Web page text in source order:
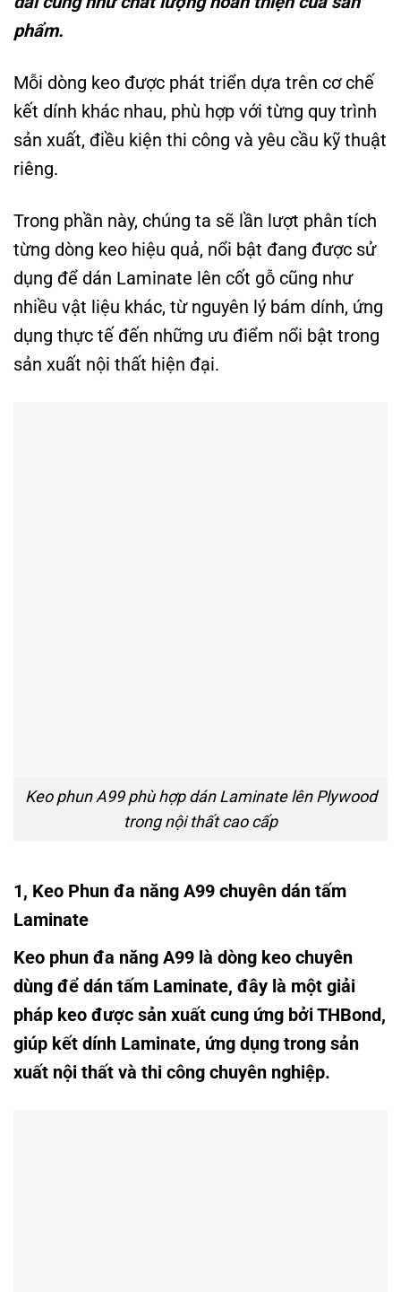
phẩm.
Mỗi dòng keo được phát triển dựa trên cơ chế
kết dính khác nhau, phù hợp với từng quy trình
sản xuất, điều kiện thi công và yêu cầu kỹ thuật
riêng.
Trong phần này, chúng ta sẽ lần lượt phân tích
từng dòng keo hiệu quả, nổi bật đang được sử
dụng để dán Laminate lên cốt gỗ cũng như
nhiều vật liệu khác, từ nguyên lý bám dính, ứng
dụng thực tế đến những ưu điểm nổi bật trong
sản xuất nội thất hiện đại.
Keo phun A99 phù hợp dán Laminate lên Plywood
trong nội thất cao cấp
1, Keo Phun đa năng A99 chuyên dán tấm
Laminate
Keo phun đa năng A99 là dòng keo chuyên
dùng để dán tấm Laminate, đây là một giải
pháp keo được sản xuất cung ứng bởi THBond,
giúp kết dính Laminate, ứng dụng trong sản
xuất nội thất và thi công chuyên nghiệp.